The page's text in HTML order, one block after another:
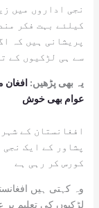
نجی اداروں میں
کیلئے بہت فکر
پریشانی ہیں کہ
سے ہی لڑکیوں کے
یہ بھی پڑھیں: افغان
عوام بھی خوش
افغانستان کے
پشاور کے ایک
کورس کر رہی ہے
وہ کہتی ہیں
لڑکیوں کی تعلیم پر